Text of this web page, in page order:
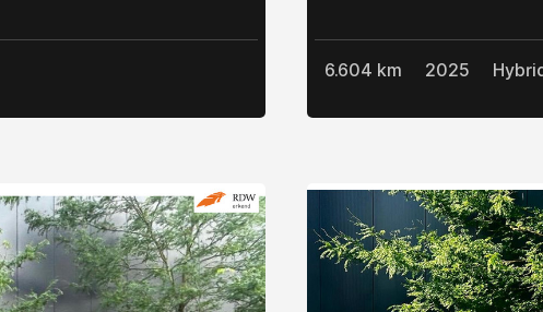
6.604 km 2025